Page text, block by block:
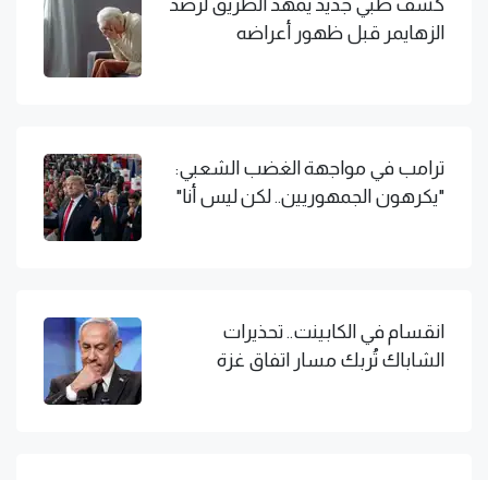
كشف طبي جديد يمهد الطريق لرصد
الزهايمر قبل ظهور أعراضه
ترامب في مواجهة الغضب الشعبي:
"يكرهون الجمهوريين.. لكن ليس أنا"
انقسام في الكابينت.. تحذيرات
الشاباك تُربك مسار اتفاق غزة